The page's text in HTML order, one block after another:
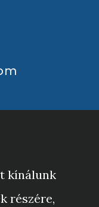
kínálunk
részére,